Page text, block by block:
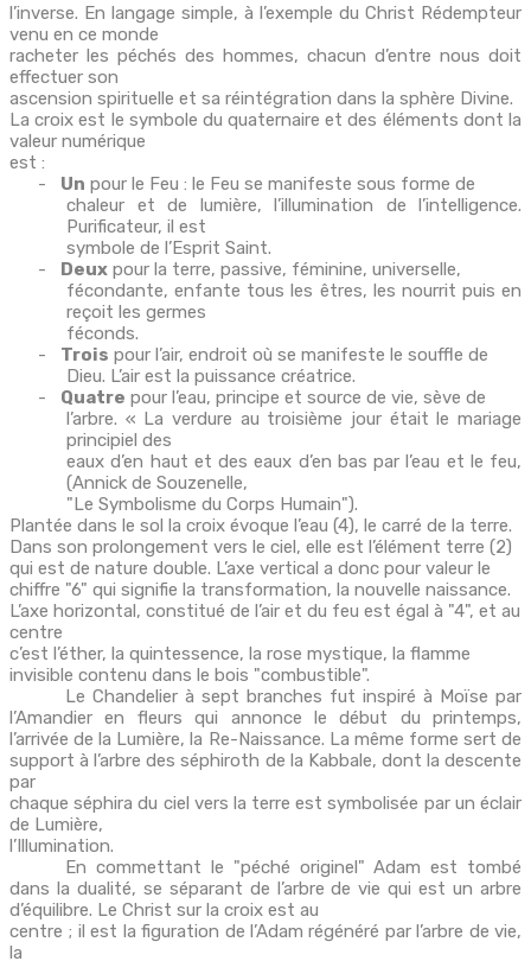
l’inverse. En langage simple, à l’exemple du Christ Rédempteur
venu en ce monde
racheter les péchés des hommes, chacun d’entre nous doit
effectuer son
ascension spirituelle et sa réintégration dans la sphère Divine.
La croix est le symbole du quaternaire et des éléments dont la
valeur numérique
est :
- Un pour le Feu : le Feu se manifeste sous forme de
chaleur et de lumière, l’illumination de l’intelligence.
Purificateur, il est
symbole de l’Esprit Saint.
- Deux pour la terre, passive, féminine, universelle,
fécondante, enfante tous les êtres, les nourrit puis en
reçoit les germes
féconds.
- Trois pour l’air, endroit où se manifeste le souffle de
Dieu. L’air est la puissance créatrice.
- Quatre pour l’eau, principe et source de vie, sève de
l’arbre. « La verdure au troisième jour était le mariage
principiel des
eaux d’en haut et des eaux d’en bas par l’eau et le feu,
(Annick de Souzenelle,
"Le Symbolisme du Corps Humain").
Plantée dans le sol la croix évoque l’eau (4), le carré de la terre.
Dans son prolongement vers le ciel, elle est l’élément terre (2)
qui est de nature double. L’axe vertical a donc pour valeur le
chiffre "6" qui signifie la transformation, la nouvelle naissance.
L’axe horizontal, constitué de l’air et du feu est égal à "4", et au
centre
c’est l’éther, la quintessence, la rose mystique, la flamme
invisible contenu dans le bois "combustible".
Le Chandelier à sept branches fut inspiré à Moïse par
l’Amandier en fleurs qui annonce le début du printemps,
l’arrivée de la Lumière, la Re-Naissance. La même forme sert de
support à l’arbre des séphiroth de la Kabbale, dont la descente
par
chaque séphira du ciel vers la terre est symbolisée par un éclair
de Lumière,
l’Illumination.
En commettant le "péché originel" Adam est tombé
dans la dualité, se séparant de l’arbre de vie qui est un arbre
d’équilibre. Le Christ sur la croix est au
centre ; il est la figuration de l’Adam régénéré par l’arbre de vie,
la